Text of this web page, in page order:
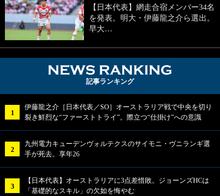
【日本代表】網走合宿メンバー34名
を発表。明大・伊藤龍之介ら選出。
早大…
記事ランキング
伊藤龍之介［日本代表／SO］オーストラリア戦で中央を切り
裂き鮮烈な“ファーストトライ”。際立つ“仕掛け”への意識
九州電力キューデンヴォルテクスのサイモニ・ヴニランギ選
手が死去。享年26
【日本代表】オーストラリアに3点差惜敗。ジョーンズHCは
「基礎的なスキル」の欠如を悔やむ